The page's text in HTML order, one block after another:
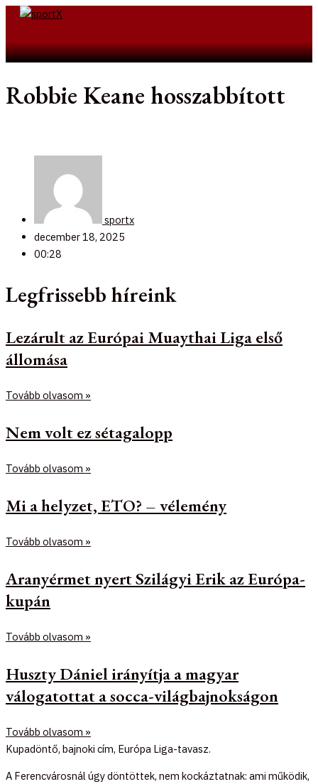
Skip
Robbie Keane hosszabbított
sportx
december 18, 2025
00:28
Legfrissebb híreink
Lezárult az Európai Muaythai Liga első
állomása
Tovább olvasom »
Nem volt ez sétagalopp
Tovább olvasom »
Mi a helyzet, ETO? – vélemény
Tovább olvasom »
Aranyérmet nyert Szilágyi Erik az Európa-
kupán
Tovább olvasom »
Huszty Dániel irányítja a magyar
válogatottat a socca-világbajnokságon
Tovább olvasom »
Kupadöntő, bajnoki cím, Európa Liga-tavasz.
A Ferencvárosnál úgy döntöttek, nem kockáztatnak: ami működik,